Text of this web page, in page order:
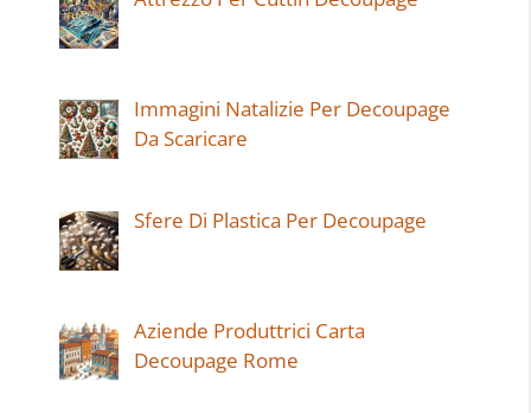
Immagini Natalizie Per Decoupage
Da Scaricare
Sfere Di Plastica Per Decoupage
Aziende Produttrici Carta
Decoupage Rome